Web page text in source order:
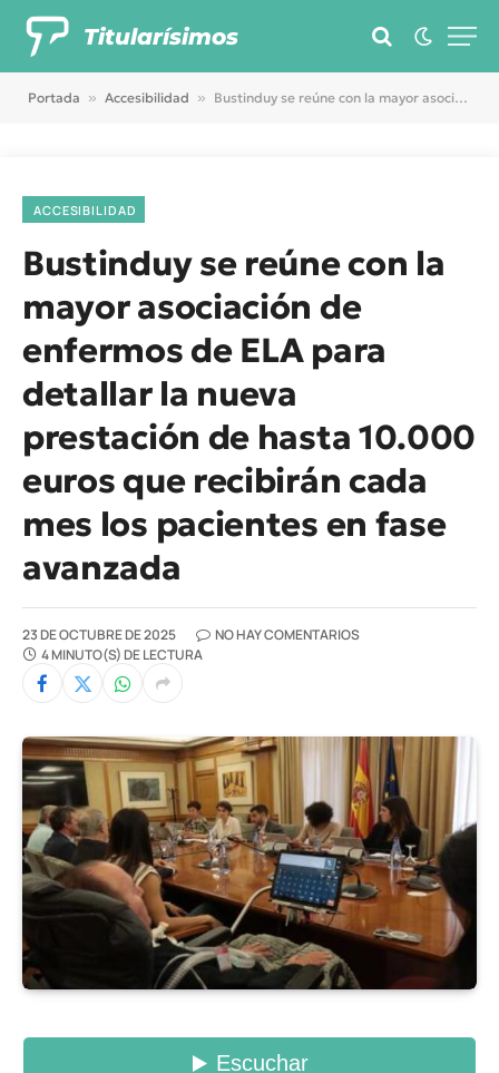
Titularísimos
Portada » Accesibilidad » Bustinduy se reúne con la mayor asociación de enfermos de ELA para detallar la nueva prestación de hasta 10.000 euros que recibirán cada mes los pacientes en fase avanzada
ACCESIBILIDAD
Bustinduy se reúne con la
mayor asociación de
enfermos de ELA para
detallar la nueva
prestación de hasta 10.000
euros que recibirán cada
mes los pacientes en fase
avanzada
23 DE OCTUBRE DE 2025
NO HAY COMENTARIOS
4 MINUTO(S) DE LECTURA